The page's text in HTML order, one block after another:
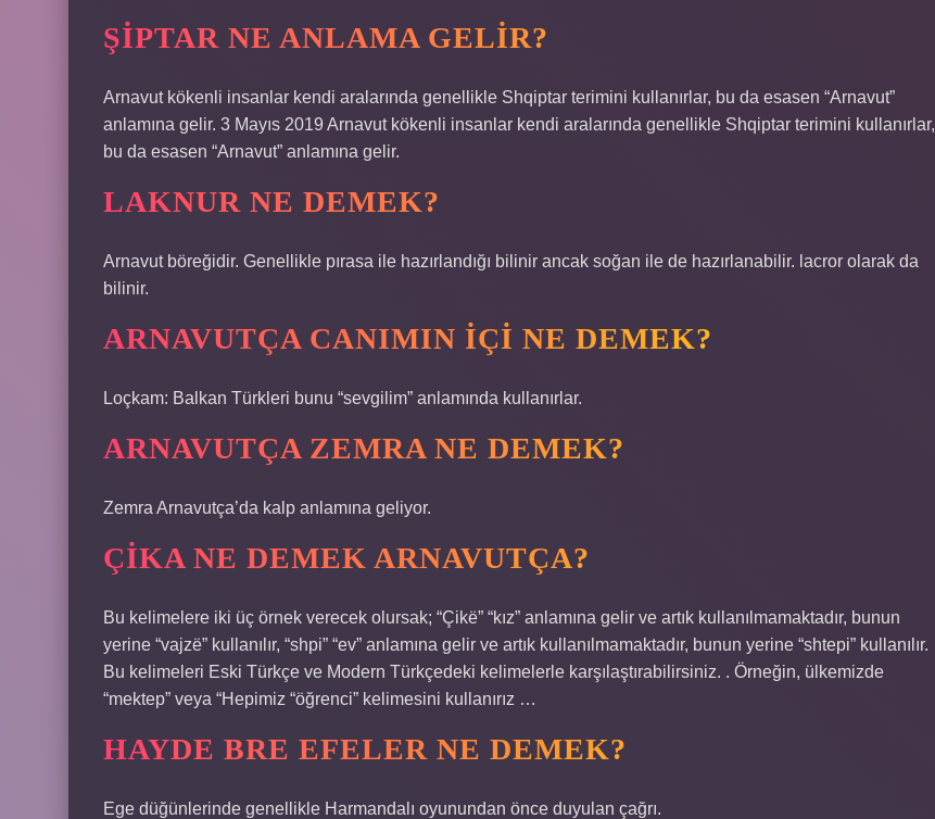
ŞIPTAR NE ANLAMA GELIR?
Arnavut kökenli insanlar kendi aralarında genellikle Shqiptar terimini kullanırlar, bu da esasen “Arnavut”
anlamına gelir. 3 Mayıs 2019 Arnavut kökenli insanlar kendi aralarında genellikle Shqiptar terimini kullanırlar,
bu da esasen “Arnavut” anlamına gelir.
LAKNUR NE DEMEK?
Arnavut böreğidir. Genellikle pırasa ile hazırlandığı bilinir ancak soğan ile de hazırlanabilir. lacror olarak da
bilinir.
ARNAVUTÇA CANIMIN IÇI NE DEMEK?
Loçkam: Balkan Türkleri bunu “sevgilim” anlamında kullanırlar.
ARNAVUTÇA ZEMRA NE DEMEK?
Zemra Arnavutça’da kalp anlamına geliyor.
ÇIKA NE DEMEK ARNAVUTÇA?
Bu kelimelere iki üç örnek verecek olursak; “Çikë” “kız” anlamına gelir ve artık kullanılmamaktadır, bunun
yerine “vajzë” kullanılır, “shpi” “ev” anlamına gelir ve artık kullanılmamaktadır, bunun yerine “shtepi” kullanılır.
Bu kelimeleri Eski Türkçe ve Modern Türkçedeki kelimelerle karşılaştırabilirsiniz. . Örneğin, ülkemizde
“mektep” veya “Hepimiz “öğrenci” kelimesini kullanırız …
HAYDE BRE EFELER NE DEMEK?
Ege düğünlerinde genellikle Harmandalı oyunundan önce duyulan çağrı.